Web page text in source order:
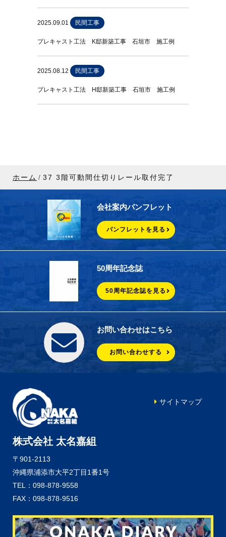
2025.09.01 民間工事
プレキャスト工法 K邸新築工事 石垣市 施工例
2025.08.12 民間工事
プレキャスト工法 H邸新築工事 石垣市 施工例
ホーム 37 3階可動間仕切りレール取付完了
会社案内パンフレット
パンフレットを見る
50周年記念誌
50周年記念誌を見る
お問い合わせはこちら
お問い合わせする
株式会社 太名嘉組
〒901-2113
沖縄県浦添市大平2丁目1番1号
TEL：098-878-9558
FAX：098-878-9516
サイトマップ